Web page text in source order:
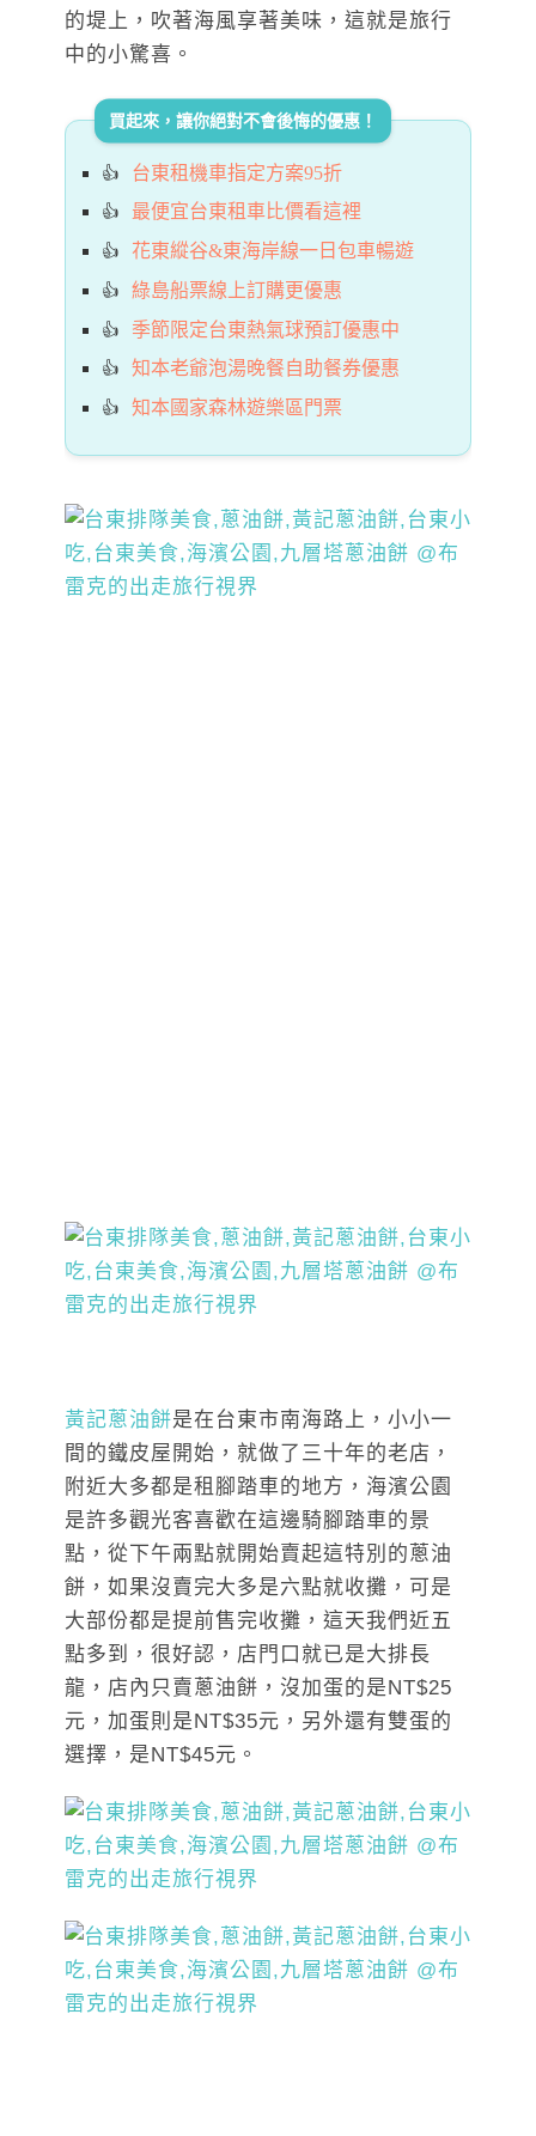
的堤上，吹著海風享著美味，這就是旅行
中的小驚喜。
買起來，讓你絕對不會後悔的優惠！
台東租機車指定方案95折
最便宜台東租車比價看這裡
花東縱谷&東海岸線一日包車暢遊
綠島船票線上訂購更優惠
季節限定台東熱氣球預訂優惠中
知本老爺泡湯晚餐自助餐券優惠
知本國家森林遊樂區門票
黃記蔥油餅是在台東市南海路上，小小一
間的鐵皮屋開始，就做了三十年的老店，
附近大多都是租腳踏車的地方，海濱公園
是許多觀光客喜歡在這邊騎腳踏車的景
點，從下午兩點就開始賣起這特別的蔥油
餅，如果沒賣完大多是六點就收攤，可是
大部份都是提前售完收攤，這天我們近五
點多到，很好認，店門口就已是大排長
龍，店內只賣蔥油餅，沒加蛋的是NT$25
元，加蛋則是NT$35元，另外還有雙蛋的
選擇，是NT$45元。